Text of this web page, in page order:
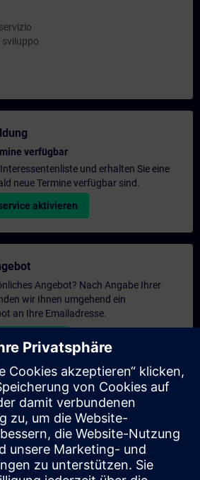
verfügbar
und erhalten Sie eine
neue Termine verfügbar sind.
aktivieren
Angebot? Nach Angabe Ihrer
wir Ihnen umgehend ein
an Ihre Emailadresse.
zusenden
höheren Schulungsangebot und
Training – entweder vor Ort bei Ihnen,
Trainingscenter? Nachdem Sie
und Ihren Trainingsbedarf
Sie von uns ein Angebot für eine